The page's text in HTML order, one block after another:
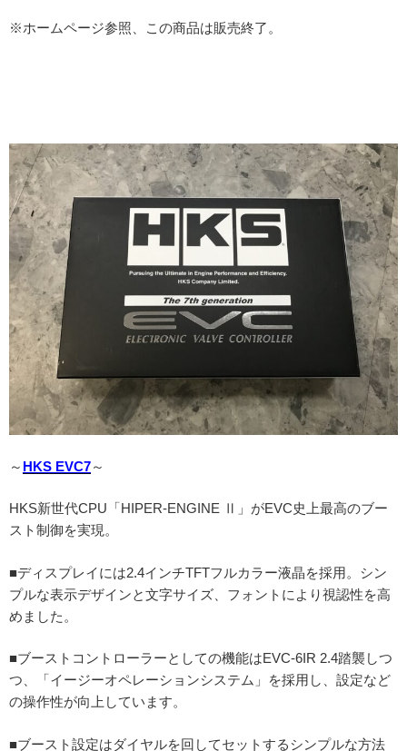
※ホームページ参照、この商品は販売終了。
～ HKS EVC7～
HKS新世代CPU「HIPER-ENGINE Ⅱ」がEVC史上最高のブー
スト制御を実現。
■ディスプレイには2.4インチTFTフルカラー液晶を採用。シン
プルな表示デザインと文字サイズ、フォントにより視認性を高
めました。
■ブーストコントローラーとしての機能はEVC-6IR 2.4踏襲しつ
つ、「イージーオペレーションシステム」を採用し、設定など
の操作性が向上しています。
■ブースト設定はダイヤルを回してセットするシンプルな方法